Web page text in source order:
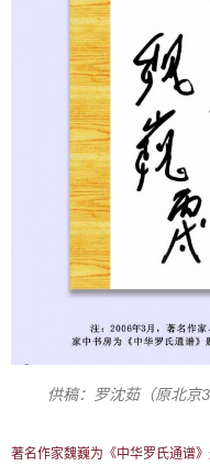
供稿：罗沈茹（原北
著名作家魏巍为《中华罗氏通谱